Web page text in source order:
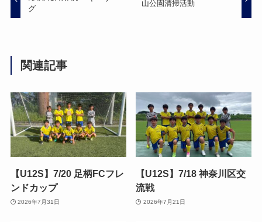
グ
山公園清掃活動
関連記事
【U12S】7/20 足柄FCフレ
ンドカップ
2026年7月31日
【U12S】7/18 神奈川区交
流戦
2026年7月21日